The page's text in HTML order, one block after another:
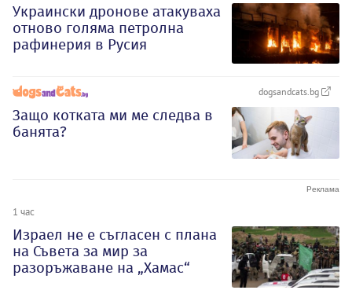
Украински дронове атакуваха
отново голяма петролна
рафинерия в Русия
dogsandcats.bg
Защо котката ми ме следва в
банята?
1 час
Израел не е съгласен с плана
на Съвета за мир за
разоръжаване на „Хамас“